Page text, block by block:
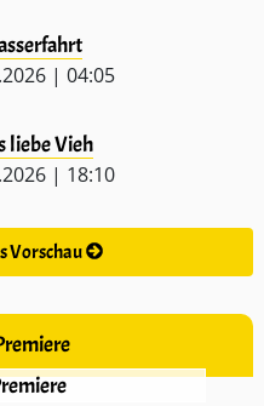
| 04:05
liebe Vieh
| 18:10
Vorschau